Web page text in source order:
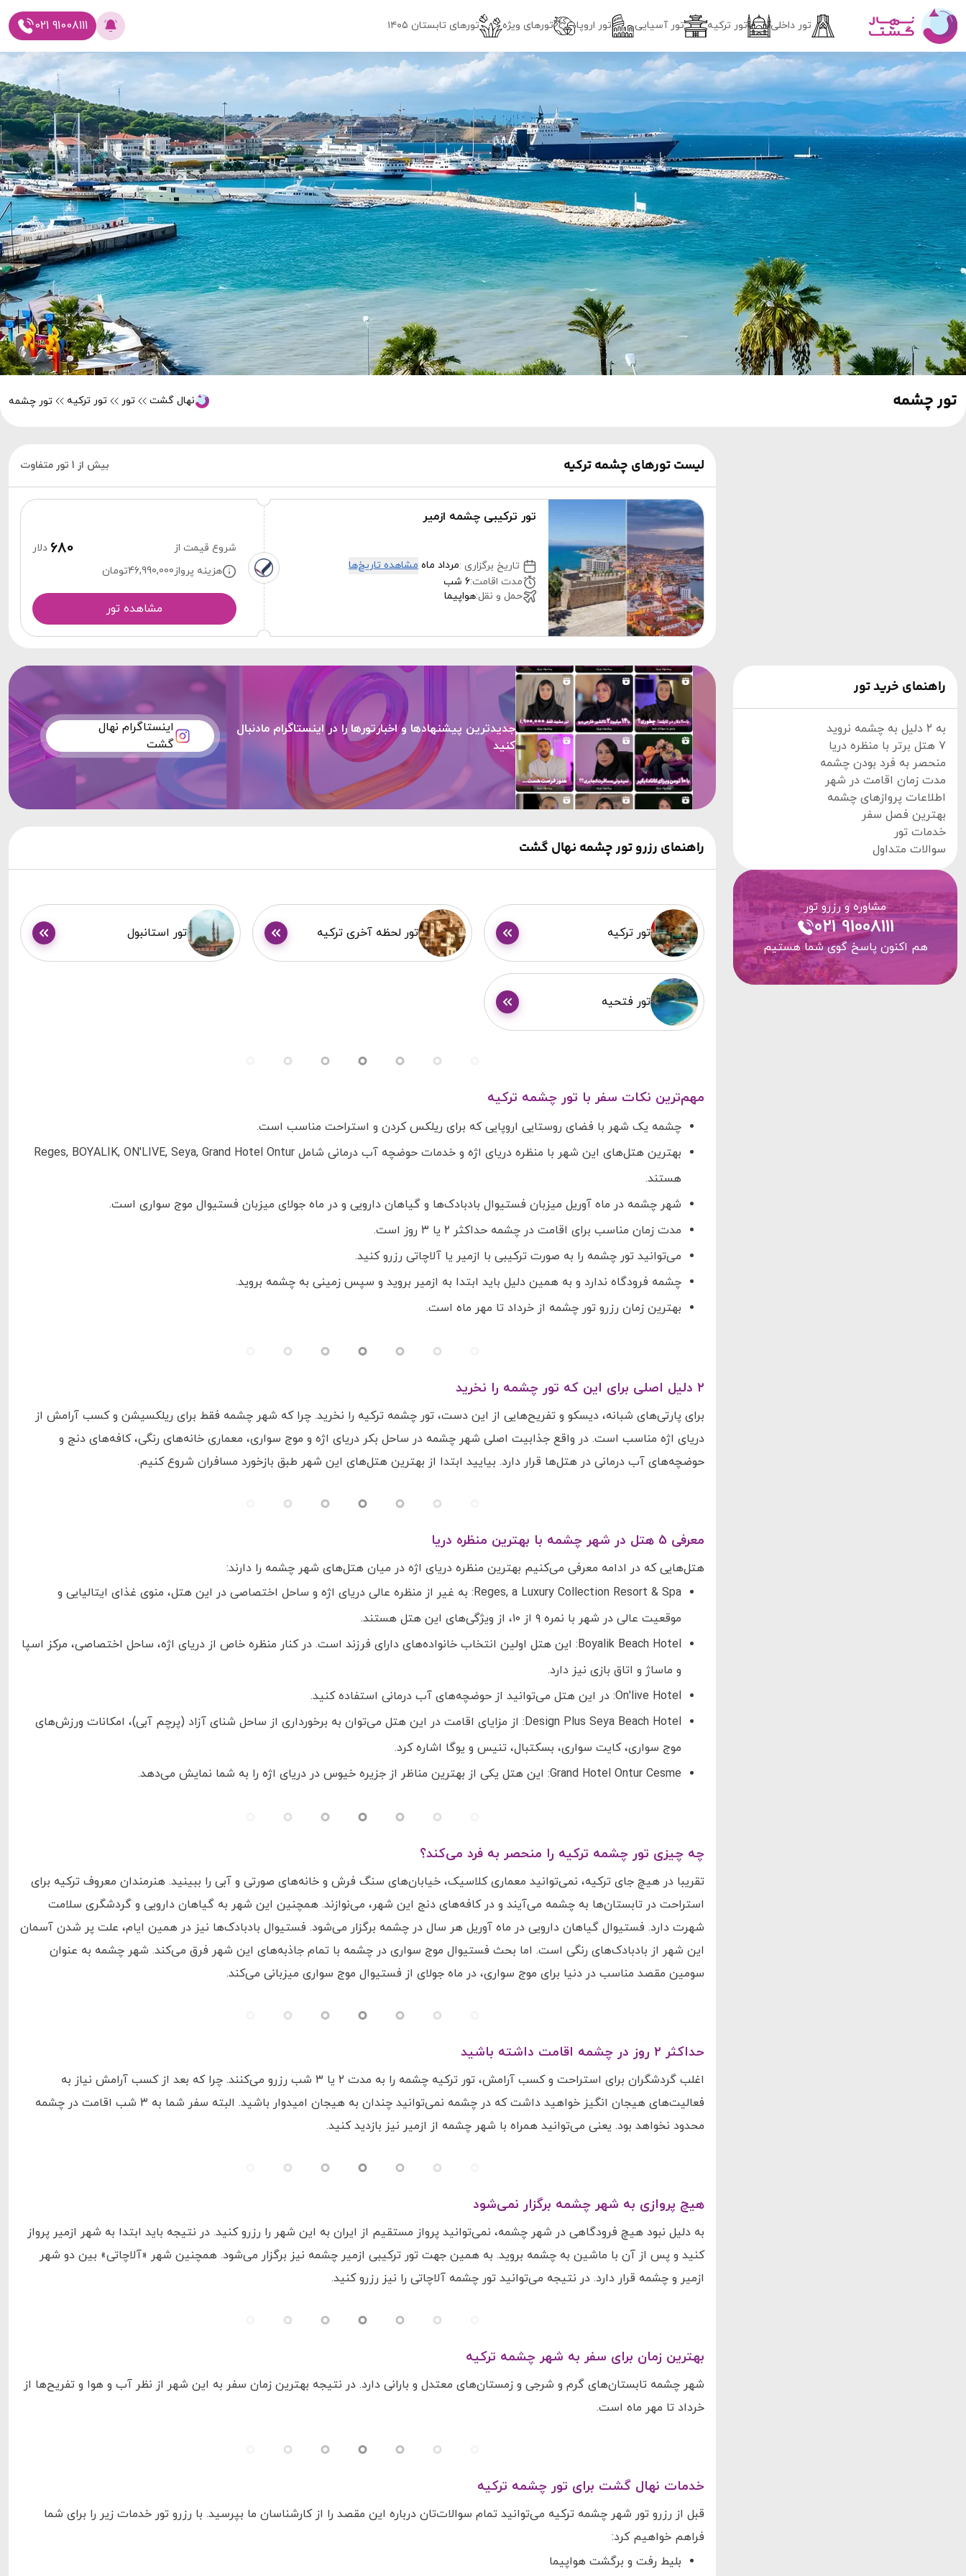
تور داخلی تور ترکیه تور آسیایی تور اروپا تورهای ویژه تور‌های تابستان ۱۴۰۵ 021 91008111
تور چشمه نهال گشت تور تور ترکیه تور چشمه
لیست تورهای چشمه ترکیه بیش از 1 تور متفاوت
تور ترکیبی چشمه ازمیر
تاریخ برگزاری :مرداد ماه مشاهده تاریخ‌ها
مدت اقامت:6 شب
حمل و نقل:هواپیما
شروع قیمت از 680 دلار
هزینه پرواز46,990,000تومان
مشاهده تور
راهنمای خرید تور
به ۲ دلیل به چشمه نروید
۷ هتل برتر با منظره دریا
منحصر به فرد بودن چشمه
مدت زمان اقامت در شهر
اطلاعات پروازهای چشمه
بهترین فصل سفر
خدمات تور
سوالات متداول
مشاوره و رزرو تور
021 91008111
هم اکنون پاسخ گوی شما هستیم
جدیدترین پیشنهادها و اخبارتورها را در اینستاگرام مادنبال
کنید
اینستاگرام نهال
گشت
راهنمای رزرو تور چشمه نهال گشت
تور ترکیه تور لحظه آخری ترکیه تور استانبول
تور فتحیه
مهم‌ترین نکات سفر با تور چشمه ترکیه
چشمه یک شهر با فضای روستایی اروپایی که برای ریلکس کردن و استراحت مناسب است.
بهترین هتل‌های این شهر با منظره دریای اژه و خدمات حوضچه آب درمانی شامل Reges, BOYALIK, ON'LIVE, Seya, Grand Hotel Ontur
هستند.
شهر چشمه در ماه آوریل میزبان فستیوال بادبادک‌ها و گیاهان دارویی و در ماه جولای میزبان فستیوال موج سواری است.
مدت زمان مناسب برای اقامت در چشمه حداکثر ۲ یا ۳ روز است.
می‌توانید تور چشمه را به صورت ترکیبی با ازمیر یا آلاچاتی رزرو کنید.
چشمه فرودگاه ندارد و به همین دلیل باید ابتدا به ازمیر بروید و سپس زمینی به چشمه بروید.
بهترین زمان رزرو تور چشمه از خرداد تا مهر ماه است.
۲ دلیل اصلی برای این که تور چشمه را نخرید
برای پارتی‌های شبانه، دیسکو و تفریح‌هایی از این دست، تور چشمه ترکیه را نخرید. چرا که شهر چشمه فقط برای ریلکسیشن و کسب آرامش از
دریای اژه مناسب است. در واقع جذابیت اصلی شهر چشمه در ساحل بکر دریای اژه و موج سواری، معماری خانه‌های رنگی، کافه‌های دنج و
حوضچه‌های آب درمانی در هتل‌ها قرار دارد. بیایید ابتدا از بهترین هتل‌های این شهر طبق بازخورد مسافران شروع کنیم.
معرفی 5 هتل در شهر چشمه با بهترین منظره دریا
هتل‌هایی که در ادامه معرفی می‌کنیم بهترین منظره دریای اژه در میان هتل‌های شهر چشمه را دارند:
Reges, a Luxury Collection Resort & Spa: به غیر از منظره عالی دریای اژه و ساحل اختصاصی در این هتل، منوی غذای ایتالیایی و
موقعیت عالی در شهر با نمره ۹ از ۱۰، از ویژگی‌های این هتل هستند.
Boyalik Beach Hotel: این هتل اولین انتخاب خانواده‌های دارای فرزند است. در کنار منظره خاص از دریای اژه، ساحل اختصاصی، مرکز اسپا
و ماساژ و اتاق بازی نیز دارد.
On'live Hotel: در این هتل می‌توانید از حوضچه‌های آب درمانی استفاده کنید.
Design Plus Seya Beach Hotel: از مزایای اقامت در این هتل می‌توان به برخورداری از ساحل شنای آزاد (پرچم آبی)، امکانات ورزش‌های
موج سواری، کایت سواری،‌ بسکتبال، تنیس و یوگا اشاره کرد.
Grand Hotel Ontur Cesme: این هتل یکی از بهترین مناظر از جزیره خیوس در دریای اژه را به شما نمایش می‌دهد.
چه چیزی تور چشمه ترکیه را منحصر به فرد می‌کند؟
تقریبا در هیچ جای ترکیه، نمی‌توانید معماری کلاسیک، خیابان‌های سنگ فرش و خانه‌های صورتی و آبی را ببینید. هنرمندان معروف ترکیه برای
استراحت در تابستان‌ها به چشمه می‌آیند و در کافه‌های دنج این شهر، می‌نوازند. همچنین این شهر به گیاهان دارویی و گردشگری سلامت
شهرت دارد. فستیوال گیاهان دارویی در ماه آوریل هر سال در چشمه برگزار می‌شود. فستیوال بادبادک‌ها نیز در همین ایام، علت پر شدن آسمان
این شهر از بادبادک‌های رنگی است. اما بحث فستیوال موج سواری در چشمه با تمام جاذبه‌های این شهر فرق می‌کند. شهر چشمه به عنوان
سومین مقصد مناسب در دنیا برای موج سواری، در ماه جولای از فستیوال موج سواری میزبانی می‌کند.
حداکثر ۲ روز در چشمه اقامت داشته باشید
اغلب گردشگران برای استراحت و کسب آرامش، تور ترکیه چشمه را به مدت ۲ یا ۳ شب رزرو می‌کنند. چرا که بعد از کسب آرامش نیاز به
فعالیت‌های هیجان انگیز خواهید داشت که در چشمه نمی‌توانید چندان به هیجان امیدوار باشید. البته سفر شما به ۳ شب اقامت در چشمه
محدود نخواهد بود. یعنی می‌توانید همراه با شهر چشمه از ازمیر نیز بازدید کنید.
هیچ پروازی به شهر چشمه برگزار نمی‌شود
به دلیل نبود هیچ فرودگاهی در شهر چشمه، نمی‌توانید پرواز مستقیم از ایران به این شهر را رزرو کنید. در نتیجه باید ابتدا به شهر ازمیر پرواز
کنید و پس از آن با ماشین به چشمه بروید. به همین جهت تور ترکیبی ازمیر چشمه نیز برگزار می‌شود. همچنین شهر «آلاچاتی» بین دو شهر
ازمیر و چشمه قرار دارد. در نتیجه می‌توانید تور چشمه آلاچاتی را نیز رزرو کنید.
بهترین زمان برای سفر به شهر چشمه ترکیه
شهر چشمه تابستان‌های گرم و شرجی و زمستان‌های معتدل و بارانی دارد. در نتیجه بهترین زمان سفر به این شهر از نظر آب و هوا و تفریح‌ها از
خرداد تا مهر ماه است.
خدمات نهال گشت برای تور چشمه ترکیه
قبل از رزرو تور شهر چشمه ترکیه می‌توانید تمام سوالات‌تان درباره این مقصد را از کارشناسان ما بپرسید. با رزرو تور خدمات زیر را برای شما
فراهم خواهیم کرد:
بلیط رفت و برگشت هواپیما